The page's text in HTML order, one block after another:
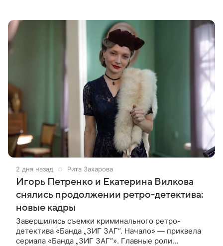
2 дня назад Рита Захарова
Игорь Петренко и Екатерина Вилкова
снялись продолжении ретро-детектива:
новые кадры
Завершились съемки криминального ретро-
детектива «Банда „ЗИГ ЗАГ“. Начало» — приквела
сериала «Банда „ЗИГ ЗАГ“». Главные роли